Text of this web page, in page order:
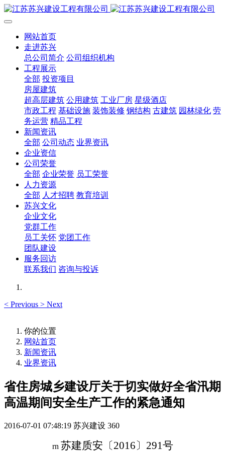
网站首页
走进苏兴
总公司简介 公司组织机构
工程展示
全部 投资项目
房屋建筑
超高层建筑 公用建筑 工业厂房 星级酒店
市政工程 基础设施 装饰装修 钢结构 古建筑 园林绿化 劳
务运营 精品工程
新闻资讯
全部 公司动态 业界资讯
企业资信
公司荣誉
全部 企业荣誉 员工荣誉
人力资源
全部 人才招聘 教育培训
苏兴文化
企业文化
党群工作
员工关怀 党团工作
团队建设
服务回访
联系我们 咨询与投诉
< Previous > Next
你的位置
网站首页
新闻资讯
业界资讯
省住房城乡建设厅关于切实做好全省汛期
高温期间安全生产工作的紧急通知
2016-07-01 07:48:19 苏兴建设 360
rn 苏建质安 〔2016〕 291号